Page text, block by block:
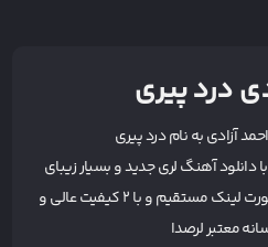
درد پیری
احمد آزادیبه نامدرد پیری
آهنگ لری جدید و بسیار زیبای
احمد آزادی به نام “درد پیری” بصورت لینک مستقیم و با ۲ کیفیت عالی و
معتبر لرصدا